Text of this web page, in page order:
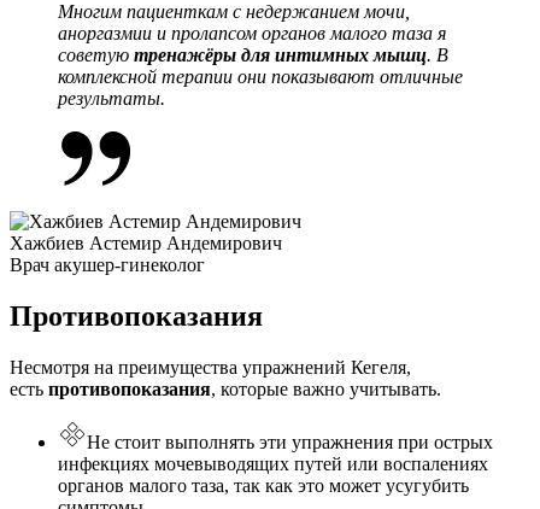
Многим пациенткам с недержанием мочи,
аноргазмии и пролапсом органов малого таза я
советую тренажёры для интимных мышц. В
комплексной терапии они показывают отличные
результаты.
Хажбиев Астемир Андемирович
Врач акушер-гинеколог
Противопоказания
Несмотря на преимущества упражнений Кегеля,
есть противопоказания, которые важно учитывать.
Не стоит выполнять эти упражнения при острых
инфекциях мочевыводящих путей или воспалениях
органов малого таза, так как это может усугубить